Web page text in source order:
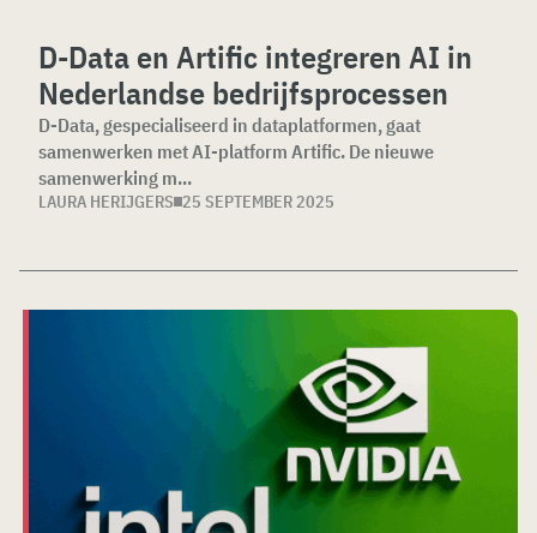
D-Data en Artific integreren AI in
Nederlandse bedrijfsprocessen
D-Data, gespecialiseerd in dataplatformen, gaat
samenwerken met AI-platform Artific. De nieuwe
samenwerking m...
LAURA HERIJGERS 25 SEPTEMBER 2025